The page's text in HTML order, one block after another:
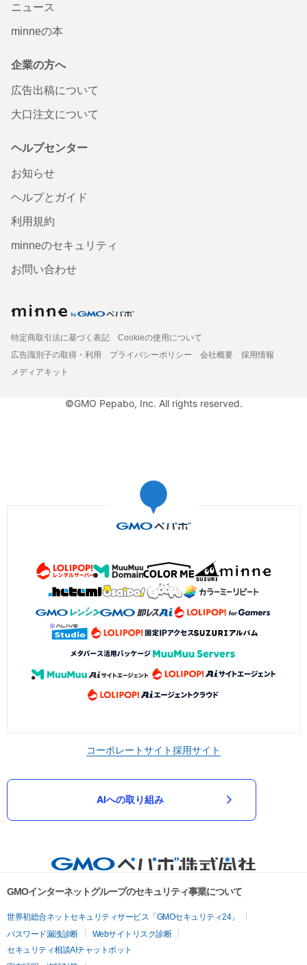
ニュース
minneの本
企業の方へ
広告出稿について
大口注文について
ヘルプセンター
お知らせ
ヘルプとガイド
利用規約
minneのセキュリティ
お問い合わせ
特定商取引法に基づく表記
Cookieの使用について
広告識別子の取得・利用
プライバシーポリシー 会社概要
採用情報
メディアキット
©GMO Pepabo, Inc. All rights reserved.
コーポレートサイト採用サイト
AIへの取り組み
GMOインターネットグループのセキュリティ事業について
世界初総合ネットセキュリティサービス「GMOセキュリティ24」
パスワード漏洩診断
Webサイトリスク診断
セキュリティ相談AIチャットボット